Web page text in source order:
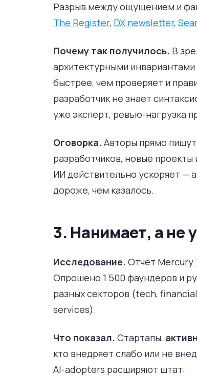
Разрыв между ощущением и
The Register, DX newsletter,
Почему так получилось. В
архитектурными
быстрее, чем проверяет и
разработчик не знает
уже эксперт, ревью-нагрузка
Оговорка. Авторы прямо
разработчиков, новые
ИИ действительно ускоряет —
дороже, чем казалось.
3. Нанимает, а не
Исследование. Отчёт Mercury
Опрошено 1 500 фаундеров и
разных секторов (tech,
services).
Что показал. Стартапы,
кто внедряет слабо или не
AI-adopters расширяют штат: